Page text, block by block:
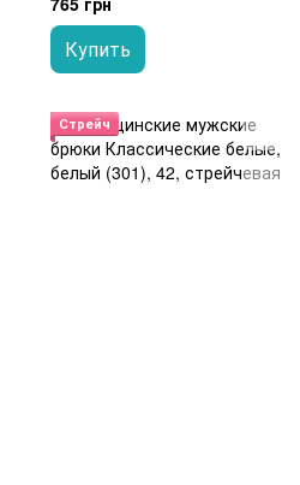
Купить
Стрейч